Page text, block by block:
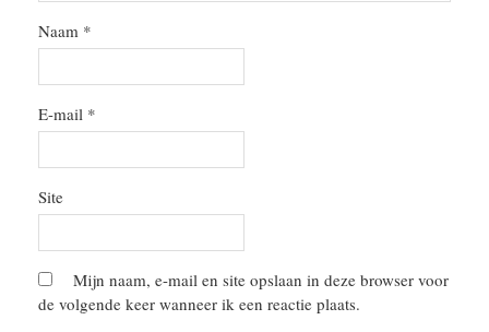
Naam *
E-mail *
Site
Mijn naam, e-mail en site opslaan in deze browser voor
de volgende keer wanneer ik een reactie plaats.